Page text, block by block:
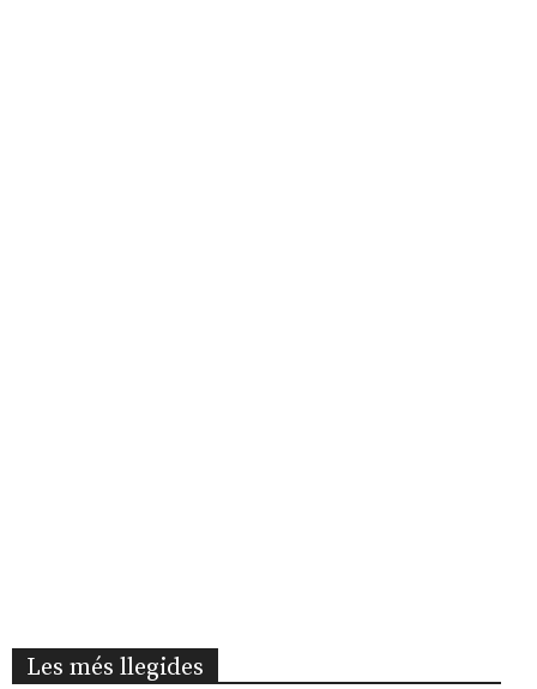
Les més llegides